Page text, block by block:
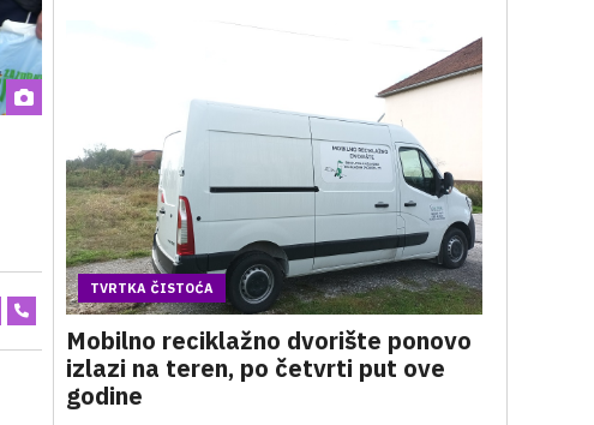
TVRTKA ČISTOĆA
Mobilno reciklažno dvorište ponovo
izlazi na teren, po četvrti put ove
godine